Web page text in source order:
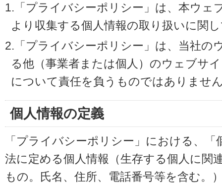
1.「プライバシーポリシー」は、本ウェ
より収集する個人情報の取り扱いに関
2.「プライバシーポリシー」は、当社の
る他（事業者または個人）のウェブサ
について責任を負うものではありませ
個人情報の定義
「プライバシーポリシー」における、
法に定める個人情報（生存する個人に関
もの。氏名、住所、電話番号等を含む。